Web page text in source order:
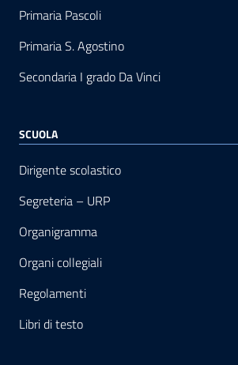
Primaria Pascoli
Primaria S. Agostino
Secondaria I grado Da Vinci
SCUOLA
Dirigente scolastico
Segreteria – URP
Organigramma
Organi collegiali
Regolamenti
Libri di testo